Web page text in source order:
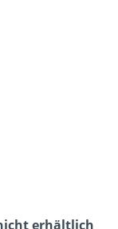
erhältlich